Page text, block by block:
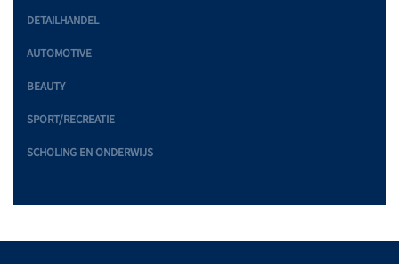
DETAILHANDEL
AUTOMOTIVE
BEAUTY
SPORT/RECREATIE
SCHOLING EN ONDERWIJS